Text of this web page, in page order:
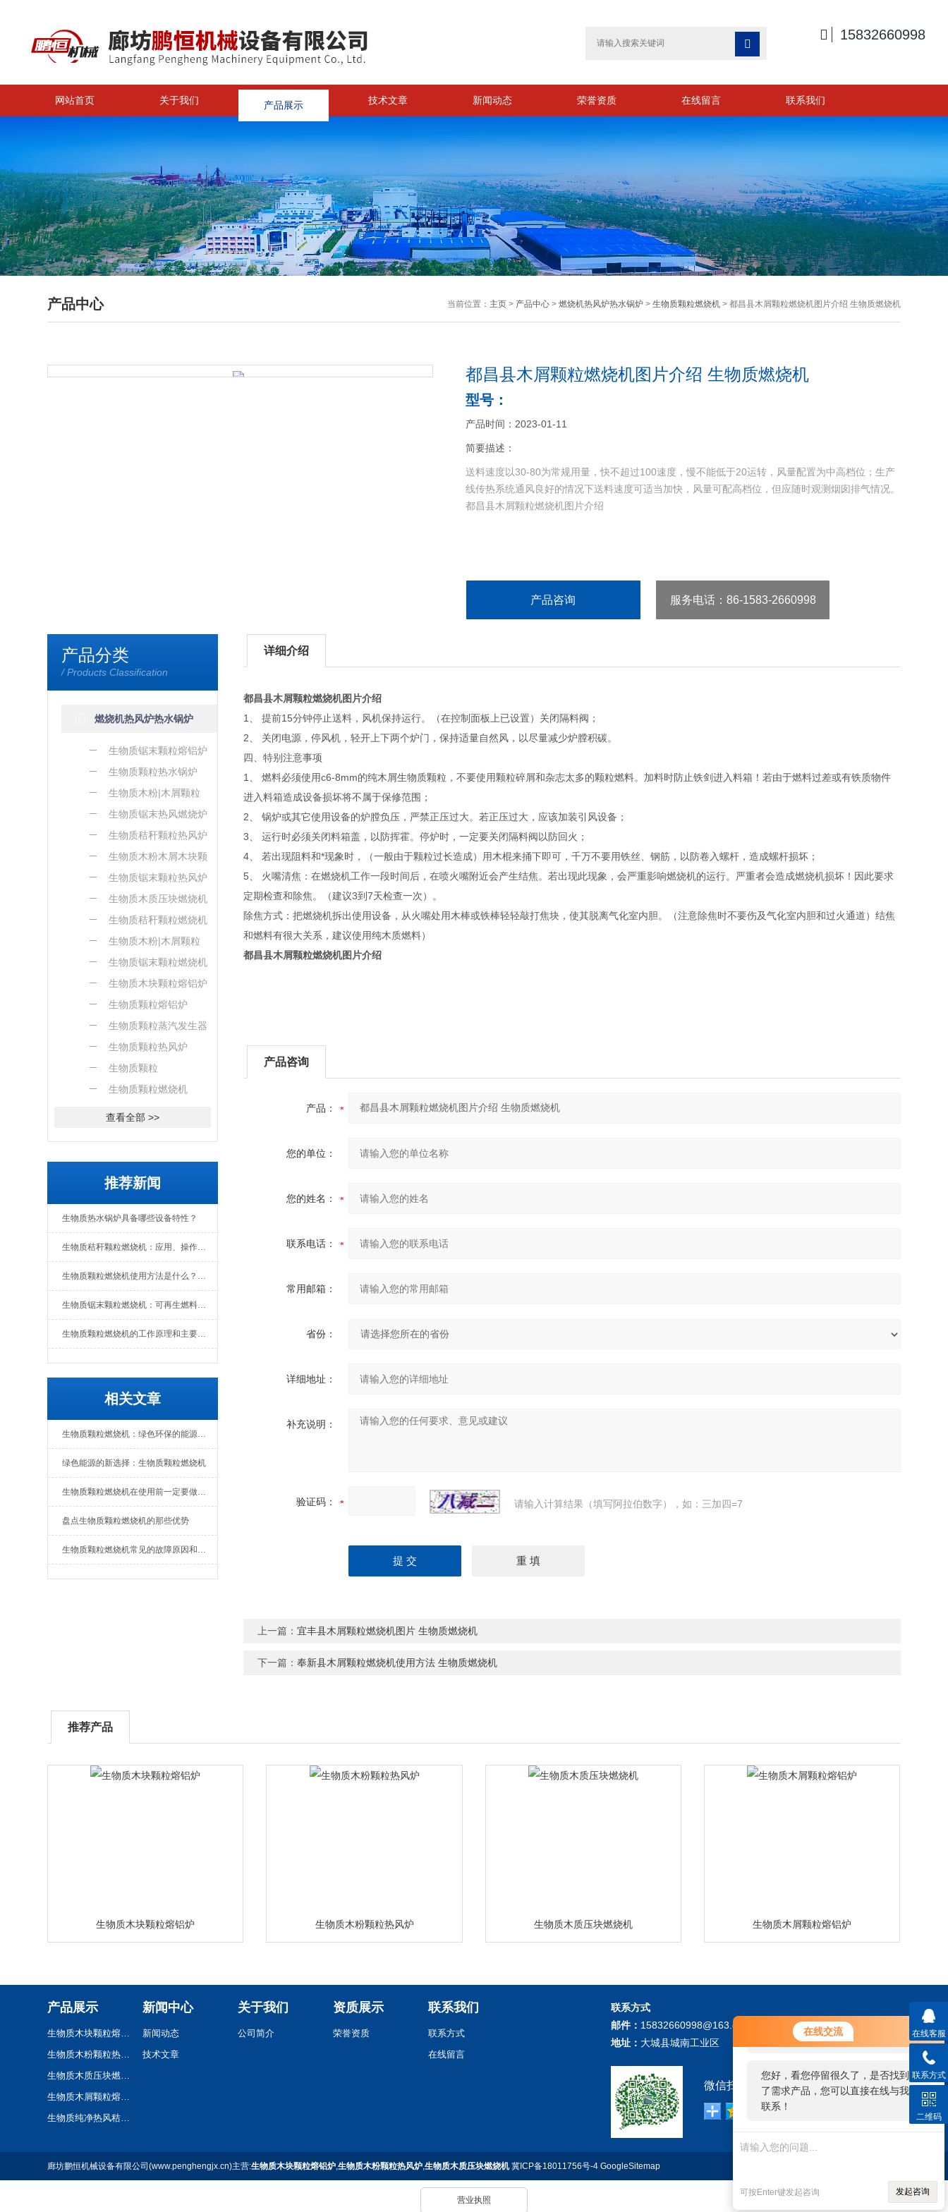
在线交流
您好！欢迎前来咨询，很高兴为您
服务，请问您要咨询什么问题呢？
您好，看您停留很久了，是否找到
了需求产品，您可以直接在线与我
联系！
可按Enter键发起咨询 发起咨询

 15832660998
网站首页 关于我们 产品展示 技术文章 新闻动态 荣誉资质 在线留言 联系我们
产品中心 当前位置： 主页> 产品中心> 燃烧机热风炉热水锅炉> 生物质颗粒燃烧机> 都昌县木屑颗粒燃烧机图片介绍 生物质燃烧机
< >
都昌县木屑颗粒燃烧机图片介绍 生物质燃烧机
型号：
产品时间：2023-01-11
简要描述：
送料速度以30-80为常规用量，快不超过100速度，慢不能低于20运转，风量配置为中高档位；生产
线传热系统通风良好的情况下送料速度可适当加快，风量可配高档位，但应随时观测烟囱排气情况。
都昌县木屑颗粒燃烧机图片介绍
产品咨询 服务电话：86-1583-2660998
产品分类
/ Products Classification
燃烧机热风炉热水锅炉
生物质锯末颗粒熔铝炉
生物质颗粒热水锅炉
生物质木粉|木屑颗粒
熔铝炉
生物质锯末热风燃烧炉
生物质秸秆颗粒热风炉
生物质木粉木屑木块颗
粒热风炉
生物质锯末颗粒热风炉
生物质木质压块燃烧机
生物质秸秆颗粒燃烧机
生物质木粉|木屑颗粒
燃烧机
生物质锯末颗粒燃烧机
生物质木块颗粒熔铝炉
生物质颗粒熔铝炉
生物质颗粒蒸汽发生器
生物质颗粒热风炉
生物质颗粒
生物质颗粒燃烧机
查看全部 >>
推荐新闻
生物质热水锅炉具备哪些设备特性？
生物质秸秆颗粒燃烧机：应用、操作与日常维护全解析
生物质颗粒燃烧机使用方法是什么？维护要点有哪些
生物质锯末颗粒燃烧机：可再生燃料的热能转换设备
生物质颗粒燃烧机的工作原理和主要组成部分
相关文章
生物质颗粒燃烧机：绿色环保的能源转化设备
绿色能源的新选择：生物质颗粒燃烧机
生物质颗粒燃烧机在使用前一定要做好准备工作
盘点生物质颗粒燃烧机的那些优势
生物质颗粒燃烧机常见的故障原因和解决办法
详细介绍
都昌县木屑颗粒燃烧机图片介绍
1、 提前15分钟停止送料，风机保持运行。（在控制面板上已设置）关闭隔料阀；
2、 关闭电源，停风机，轻开上下两个炉门，保持适量自然风，以尽量减少炉膛积碳。
四、特别注意事项
1、 燃料必须使用c6-8mm的纯木屑生物质颗粒，不要使用颗粒碎屑和杂志太多的颗粒燃料。加料时防止铁剑进入料箱！若由于燃料过差或有铁质物件
进入料箱造成设备损坏将不属于保修范围；
2、 锅炉或其它使用设备的炉膛负压，严禁正压过大。若正压过大，应该加装引风设备；
3、 运行时必须关闭料箱盖，以防挥霍。停炉时，一定要关闭隔料阀以防回火；
4、 若出现阻料和*现象时，（一般由于颗粒过长造成）用木棍来捅下即可，千万不要用铁丝、钢筋，以防卷入螺杆，造成螺杆损坏；
5、 火嘴清焦：在燃烧机工作一段时间后，在喷火嘴附近会产生结焦。若出现此现象，会严重影响燃烧机的运行。严重者会造成燃烧机损坏！因此要求
定期检查和除焦。（建议3到7天检查一次）。
除焦方式：把燃烧机拆出使用设备，从火嘴处用木棒或铁棒轻轻敲打焦块，使其脱离气化室内胆。（注意除焦时不要伤及气化室内胆和过火通道）结焦
和燃料有很大关系，建议使用纯木质燃料）
都昌县木屑颗粒燃烧机图片介绍
产品咨询
产品：
您的单位：
您的姓名：
联系电话：
常用邮箱：
省份：
详细地址：
补充说明：
验证码： 请输入计算结果（填写阿拉伯数字），如：三加四=7
上一篇：宜丰县木屑颗粒燃烧机图片 生物质燃烧机
下一篇：奉新县木屑颗粒燃烧机使用方法 生物质燃烧机
推荐产品
生物质木块颗粒熔铝炉 生物质木粉颗粒热风炉 生物质木质压块燃烧机 生物质木屑颗粒熔铝炉
产品展示
生物质木块颗粒熔铝炉
生物质木粉颗粒热风炉
生物质木质压块燃烧机
生物质木屑颗粒熔铝炉
生物质纯净热风秸秆颗粒热风炉
新闻中心
新闻动态
技术文章
关于我们
公司简介
资质展示
荣誉资质
联系我们
联系方式
在线留言
联系方式
邮件： 15832660998@163.com
地址： 大城县城南工业区
微信扫描关注我们：
廊坊鹏恒机械设备有限公司(www.penghengjx.cn)主营:生物质木块颗粒熔铝炉,生物质木粉颗粒热风炉,生物质木质压块燃烧机 冀ICP备18011756号-4 GoogleSitemap
在线客服
联系方式
二维码
营业执照